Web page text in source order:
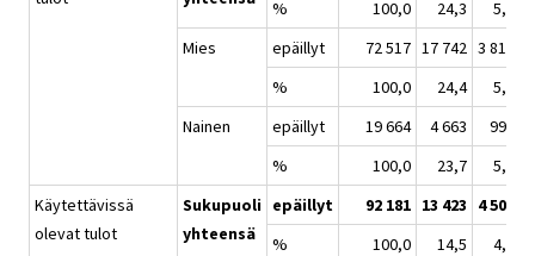
%
100,0 24,3
5,2
Mies
epäillyt 72 517 17 742 3 818
%
100,0 24,4
5,2
Nainen
epäillyt 19 664 4 663 994
%
100,0 23,7
5,0
Käytettävissä
olevat tulot
Sukupuoli
yhteensä
epäillyt 92 181 13 423 4 506
%
100,0 14,5
4,8